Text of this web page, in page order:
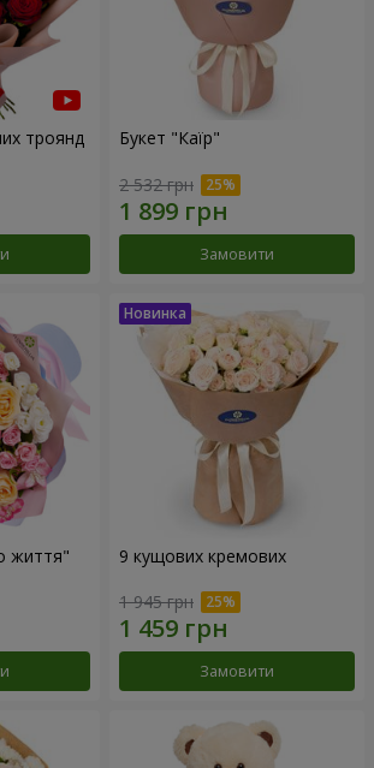
троянд Букет "Каїр"
2 532 грн
Замовити
життя" 9 кущових кремових
1 945 грн
Замовити